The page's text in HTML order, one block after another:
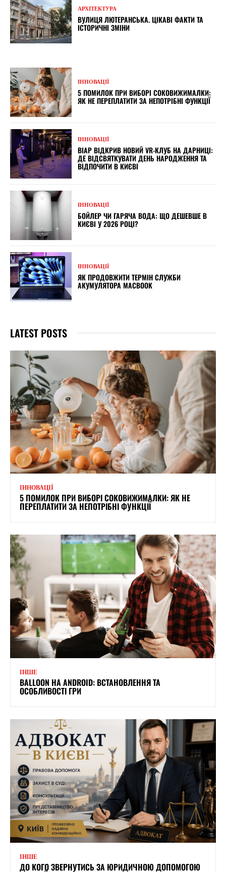
АРХІТЕКТУРА
ВУЛИЦЯ ЛЮТЕРАНСЬКА. ЦІКАВІ ФАКТИ ТА
ІСТОРИЧНІ ЗМІНИ
ІННОВАЦІЇ
5 ПОМИЛОК ПРИ ВИБОРІ СОКОВИЖИМАЛКИ:
ЯК НЕ ПЕРЕПЛАТИТИ ЗА НЕПОТРІБНІ ФУНКЦІЇ
ІННОВАЦІЇ
ВІАР ВІДКРИВ НОВИЙ VR-КЛУБ НА ДАРНИЦІ:
ДЕ ВІДСВЯТКУВАТИ ДЕНЬ НАРОДЖЕННЯ ТА
ВІДПОЧИТИ В КИЄВІ
ІННОВАЦІЇ
БОЙЛЕР ЧИ ГАРЯЧА ВОДА: ЩО ДЕШЕВШЕ В
КИЄВІ У 2026 РОЦІ?
ІННОВАЦІЇ
ЯК ПРОДОВЖИТИ ТЕРМІН СЛУЖБИ
АКУМУЛЯТОРА MACBOOK
LATEST POSTS
ІННОВАЦІЇ
5 ПОМИЛОК ПРИ ВИБОРІ СОКОВИЖИМАЛКИ: ЯК НЕ
ПЕРЕПЛАТИТИ ЗА НЕПОТРІБНІ ФУНКЦІЇ
ІНШЕ
BALLOON НА ANDROID: ВСТАНОВЛЕННЯ ТА
ОСОБЛИВОСТІ ГРИ
ІНШЕ
ДО КОГО ЗВЕРНУТИСЬ ЗА ЮРИДИЧНОЮ ДОПОМОГОЮ